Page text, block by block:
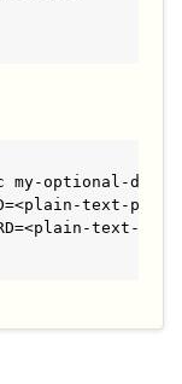
optional-data-
text-
text-